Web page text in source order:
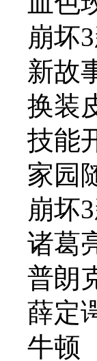
崩坏
新故
换装
技能
家园
崩坏
诸葛
普朗
薛定
牛顿